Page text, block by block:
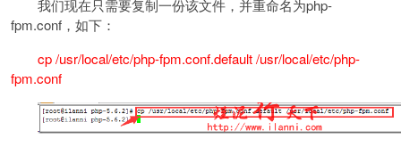
我们现在只需要复制一份该文件，并重命名为php-
fpm.conf，如下：
cp /usr/local/etc/php-fpm.conf.default /usr/local/etc/php-
fpm.conf